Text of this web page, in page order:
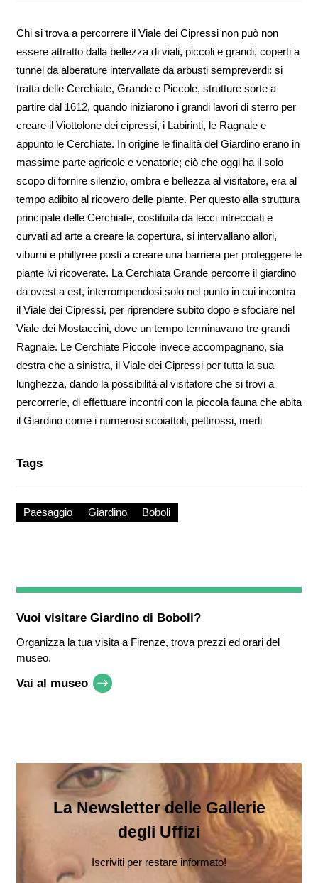
Chi si trova a percorrere il Viale dei Cipressi non può non
essere attratto dalla bellezza di viali, piccoli e grandi, coperti a
tunnel da alberature intervallate da arbusti sempreverdi: si
tratta delle Cerchiate, Grande e Piccole, strutture sorte a
partire dal 1612, quando iniziarono i grandi lavori di sterro per
creare il Viottolone dei cipressi, i Labirinti, le Ragnaie e
appunto le Cerchiate. In origine le finalità del Giardino erano in
massime parte agricole e venatorie; ciò che oggi ha il solo
scopo di fornire silenzio, ombra e bellezza al visitatore, era al
tempo adibito al ricovero delle piante. Per questo alla struttura
principale delle Cerchiate, costituita da lecci intrecciati e
curvati ad arte a creare la copertura, si intervallano allori,
viburni e phillyree posti a creare una barriera per proteggere le
piante ivi ricoverate. La Cerchiata Grande percorre il giardino
da ovest a est, interrompendosi solo nel punto in cui incontra
il Viale dei Cipressi, per riprendere subito dopo e sfociare nel
Viale dei Mostaccini, dove un tempo terminavano tre grandi
Ragnaie. Le Cerchiate Piccole invece accompagnano, sia
destra che a sinistra, il Viale dei Cipressi per tutta la sua
lunghezza, dando la possibilità al visitatore che si trovi a
percorrerle, di effettuare incontri con la piccola fauna che abita
il Giardino come i numerosi scoiattoli, pettirossi, merli
Tags
Paesaggio Giardino Boboli
Vuoi visitare Giardino di Boboli?
Organizza la tua visita a Firenze, trova prezzi ed orari del
museo.
Vai al museo
La Newsletter delle Gallerie
degli Uffizi
Iscriviti per restare informato!